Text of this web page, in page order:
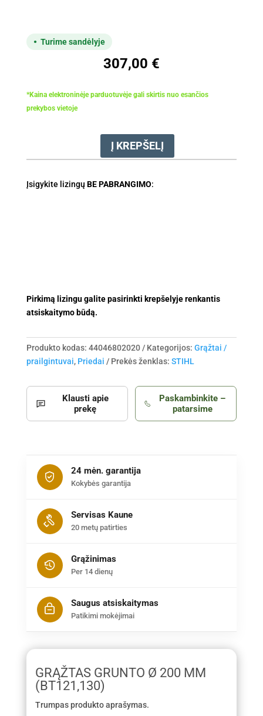
Turime sandėlyje
307,00 €
*Kaina elektroninėje parduotuvėje gali skirtis nuo esančios
prekybos vietoje
produkto
Į KREPŠELĮ
Įsigykite lizingų BE PABRANGIMO:
Pirkimą lizingu galite pasirinkti krepšelyje renkantis
atsiskaitymo būdą.
Produkto kodas: 44046802020 Kategorijos: Grąžtai /
prailgintuvai, Priedai Prekės ženklas: STIHL
Klausti apie
prekę
Paskambinkite –
patarsime
24 mėn. garantija
Kokybės garantija
Servisas Kaune
20 metų patirties
Grąžinimas
Per 14 dienų
Saugus atsiskaitymas
Patikimi mokėjimai
GRĄŽTAS GRUNTO Ø 200 MM
(BT121,130)
Trumpas produkto aprašymas.